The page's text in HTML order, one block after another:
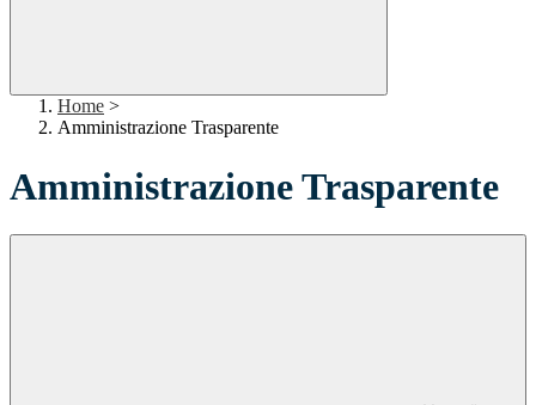
Home >
Amministrazione Trasparente
Amministrazione Trasparente